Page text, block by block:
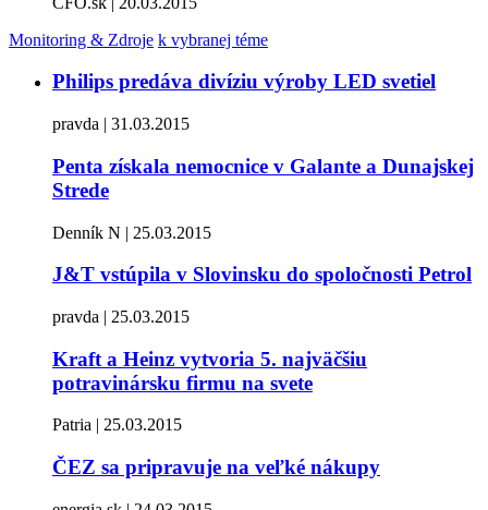
Monitoring & Zdroje k vybranej téme
Philips predáva divíziu výroby LED svetiel
pravda | 31.03.2015
Penta získala nemocnice v Galante a Dunajskej
Strede
Denník N | 25.03.2015
J&T vstúpila v Slovinsku do spoločnosti Petrol
pravda | 25.03.2015
Kraft a Heinz vytvoria 5. najväčšiu
potravinársku firmu na svete
Patria | 25.03.2015
ČEZ sa pripravuje na veľké nákupy